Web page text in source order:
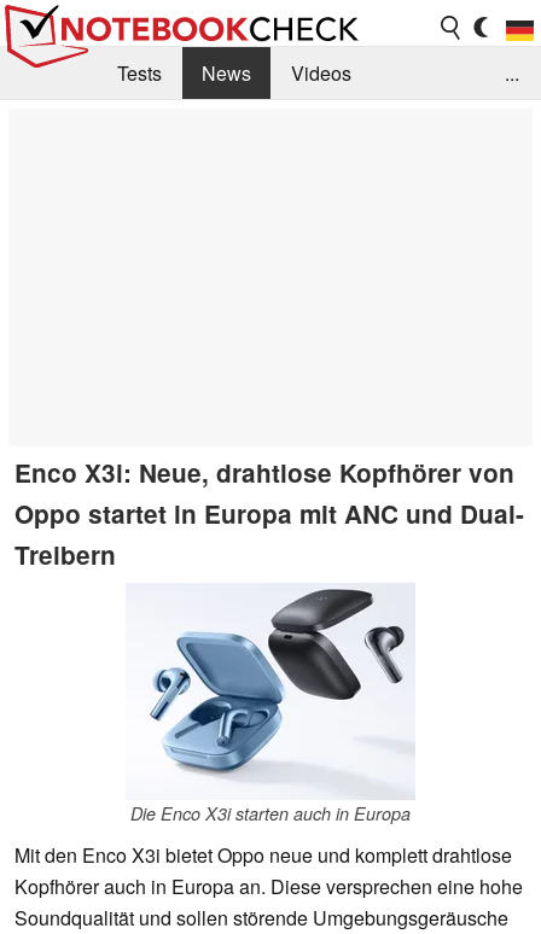
Tests News
Videos
...
Enco X3i: Neue, drahtlose Kopfhörer von
Oppo startet in Europa mit ANC und Dual-
Treibern
Die Enco X3i starten auch in Europa
Mit den Enco X3i bietet Oppo neue und komplett drahtlose
Kopfhörer auch in Europa an. Diese versprechen eine hohe
Soundqualität und sollen störende Umgebungsgeräusche